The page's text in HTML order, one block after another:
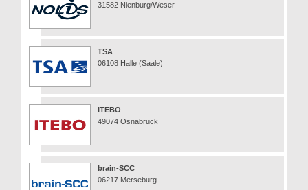
31582 Nienburg/Weser
TSA
06108 Halle (Saale)
ITEBO
49074 Osnabrück
brain-SCC
06217 Merseburg